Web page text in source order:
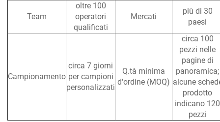
Team
oltre 100
operatori
qualificati
Mercati
più di 30
paesi
Campionamento
circa 7 giorni
per campioni
personalizzati
Q.tà minima
d'ordine (MOQ)
circa 100
pezzi nelle
pagine di
panoramica;
alcune
prodotto
indicano 120
pezzi